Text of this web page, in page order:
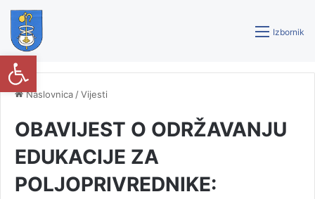
Izbornik
Naslovnica /Vijesti
OBAVIJEST O ODRŽAVANJU
EDUKACIJE ZA
POLJOPRIVREDNIKE:
Open toolbar